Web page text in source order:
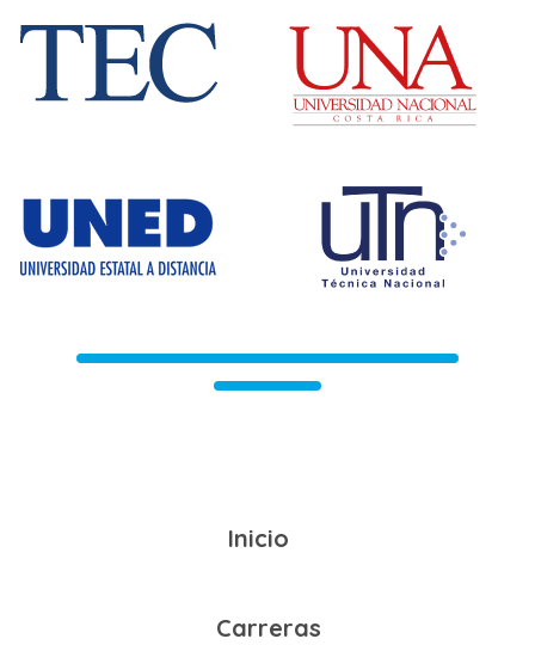
Inicio
Carreras